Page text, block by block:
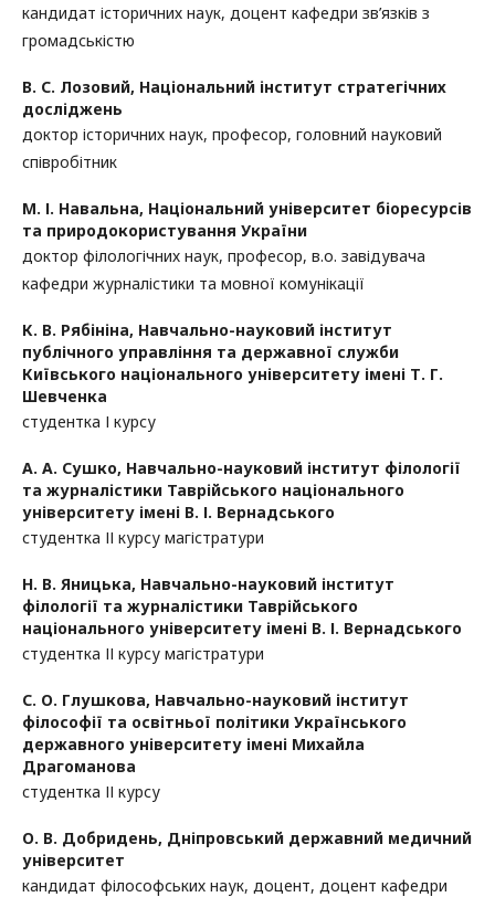
кандидат історичних наук, доцент кафедри зв’язків з
громадськістю
В. С. Лозовий, Національний інститут стратегічних
досліджень
доктор історичних наук, професор, головний науковий
співробітник
М. І. Навальна, Національний університет біоресурсів
та природокористування України
доктор філологічних наук, професор, в.о. завідувача
кафедри журналістики та мовної комунікації
К. В. Рябініна, Навчально-науковий інститут
публічного управління та державної служби
Київського національного університету імені Т. Г.
Шевченка
студентка І курсу
А. А. Сушко, Навчально-науковий інститут філології
та журналістики Таврійського національного
університету імені В. І. Вернадського
студентка ІІ курсу магістратури
Н. В. Яницька, Навчально-науковий інститут
філології та журналістики Таврійського
національного університету імені В. І. Вернадського
студентка ІІ курсу магістратури
С. О. Глушкова, Навчально-науковий інститут
філософії та освітньої політики Українського
державного університету імені Михайла
Драгоманова
студентка ІІ курсу
О. В. Добридень, Дніпровський державний медичний
університет
кандидат філософських наук, доцент, доцент кафедри